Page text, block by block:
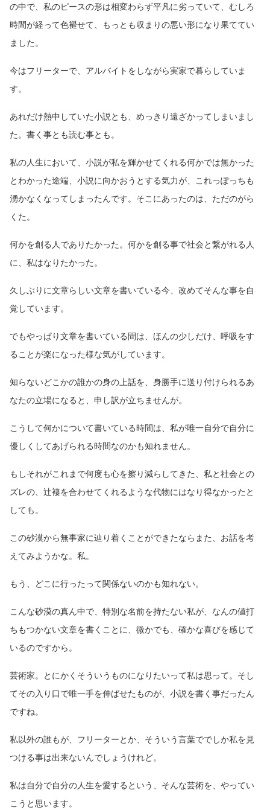
の中で、私のピースの形は相変わらず平凡に劣っていて、むしろ
時間が経って色褪せて、もっとも収まりの悪い形になり果ててい
ました。
今はフリーターで、アルバイトをしながら実家で暮らしていま
す。
あれだけ熱中していた小説とも、めっきり遠ざかってしまいまし
た。書く事とも読む事とも。
私の人生において、小説が私を輝かせてくれる何かでは無かった
とわかった途端、小説に向かおうとする気力が、これっぽっちも
湧かなくなってしまったんです。そこにあったのは、ただのがら
くた。
何かを創る人でありたかった。何かを創る事で社会と繋がれる人
に、私はなりたかった。
久しぶりに文章らしい文章を書いている今、改めてそんな事を自
覚しています。
でもやっぱり文章を書いている間は、ほんの少しだけ、呼吸をす
ることが楽になった様な気がしています。
知らないどこかの誰かの身の上話を、身勝手に送り付けられるあ
なたの立場になると、申し訳が立ちませんが。
こうして何かについて書いている時間は、私が唯一自分で自分に
優しくしてあげられる時間なのかも知れません。
もしそれがこれまで何度も心を擦り減らしてきた、私と社会との
ズレの、辻褄を合わせてくれるような代物にはなり得なかったと
しても。
この砂漠から無事家に辿り着くことができたならまた、お話を考
えてみようかな。私。
もう、どこに行ったって関係ないのかも知れない。
こんな砂漠の真ん中で、特別な名前を持たない私が、なんの値打
ちもつかない文章を書くことに、微かでも、確かな喜びを感じて
いるのですから。
芸術家。とにかくそういうものになりたいって私は思って。そし
てその入り口で唯一手を伸ばせたものが、小説を書く事だったん
ですね。
私以外の誰もが、フリーターとか、そういう言葉ででしか私を見
つける事は出来ないんでしょうけれど。
私は自分で自分の人生を愛するという、そんな芸術を、やってい
こうと思います。